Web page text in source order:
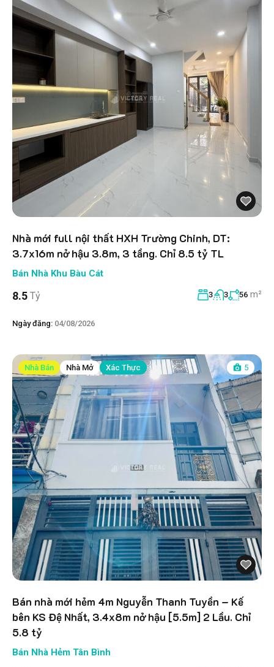
Nhà mới full nội thất HXH Trường Chinh, DT:
3.7x16m nở hậu 3.8m, 3 tầng. Chỉ 8.5 tỷ TL
Bán Nhà Khu Bàu Cát
8.5 Tỷ 3 3 56 m²
Ngày đăng: 04/08/2026
Nhà Bán Nhà Mở Xác Thực 5
Bán nhà mới hẻm 4m Nguyễn Thanh Tuyền – Kế
bên KS Đệ Nhất, 3.4x8m nở hậu [5.5m] 2 Lầu. Chỉ
5.8 tỷ
Bán Nhà Hẻm Tân Bình